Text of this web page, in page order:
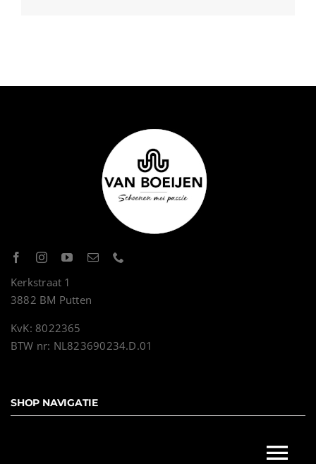
Kerkstraat 1
3882 BM Putten
KvK: 8022365
BTW nr: NL823690234.D.01
SHOP NAVIGATIE